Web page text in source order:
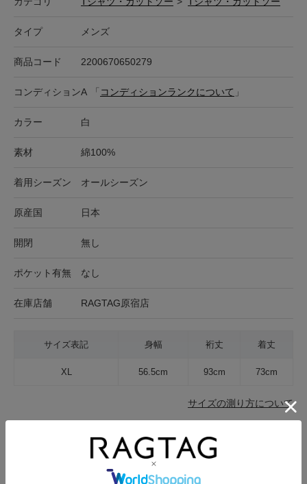
タイプ メンズ
商品コード 2200670650279
コンディションA 「 コンディションランクについて 」
カラー 白
素材 綿100%
着用シーズン オールシーズン
原産国 日本
開閉 無し
ポケット有無 なし
在庫店舗 RAGTAG原宿店
サイズ表記 身幅 裄丈 着丈
XL 56.5cm 93cm 73cm
サイズの測り方について
普通